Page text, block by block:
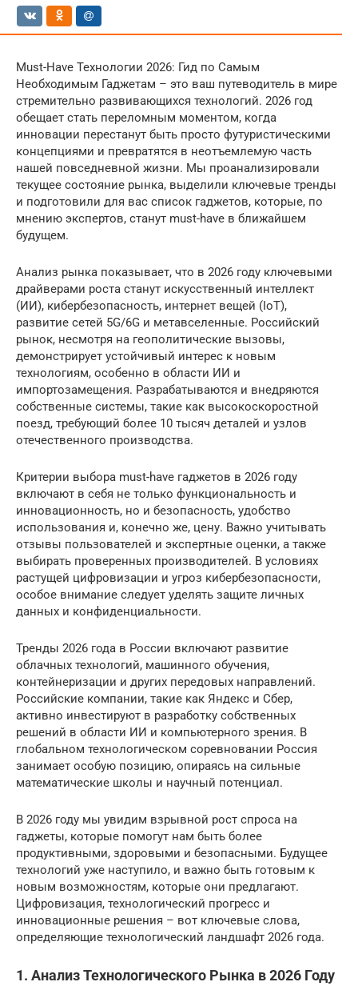
Must-Have Технологии 2026: Гид по Самым
Необходимым Гаджетам – это ваш путеводитель в мире
стремительно развивающихся технологий. 2026 год
обещает стать переломным моментом, когда
инновации перестанут быть просто футуристическими
концепциями и превратятся в неотъемлемую часть
нашей повседневной жизни. Мы проанализировали
текущее состояние рынка, выделили ключевые тренды
и подготовили для вас список гаджетов, которые, по
мнению экспертов, станут must-have в ближайшем
будущем.
Анализ рынка показывает, что в 2026 году ключевыми
драйверами роста станут искусственный интеллект
(ИИ), кибербезопасность, интернет вещей (IoT),
развитие сетей 5G/6G и метавселенные. Российский
рынок, несмотря на геополитические вызовы,
демонстрирует устойчивый интерес к новым
технологиям, особенно в области ИИ и
импортозамещения. Разрабатываются и внедряются
собственные системы, такие как высокоскоростной
поезд, требующий более 10 тысяч деталей и узлов
отечественного производства.
Критерии выбора must-have гаджетов в 2026 году
включают в себя не только функциональность и
инновационность, но и безопасность, удобство
использования и, конечно же, цену. Важно учитывать
отзывы пользователей и экспертные оценки, а также
выбирать проверенных производителей. В условиях
растущей цифровизации и угроз кибербезопасности,
особое внимание следует уделять защите личных
данных и конфиденциальности.
Тренды 2026 года в России включают развитие
облачных технологий, машинного обучения,
контейнеризации и других передовых направлений.
Российские компании, такие как Яндекс и Сбер,
активно инвестируют в разработку собственных
решений в области ИИ и компьютерного зрения. В
глобальном технологическом соревновании Россия
занимает особую позицию, опираясь на сильные
математические школы и научный потенциал.
В 2026 году мы увидим взрывной рост спроса на
гаджеты, которые помогут нам быть более
продуктивными, здоровыми и безопасными. Будущее
технологий уже наступило, и важно быть готовым к
новым возможностям, которые они предлагают.
Цифровизация, технологический прогресс и
инновационные решения – вот ключевые слова,
определяющие технологический ландшафт 2026 года.
1. Анализ Технологического Рынка в 2026 Году